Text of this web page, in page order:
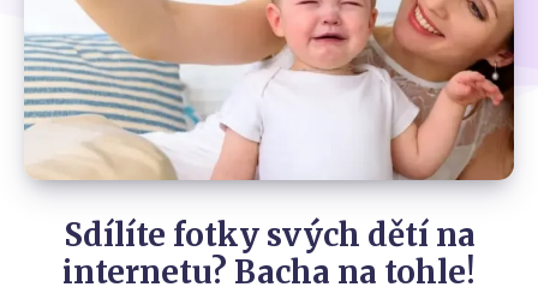
Sdílíte fotky svých dětí na
internetu? Bacha na tohle!